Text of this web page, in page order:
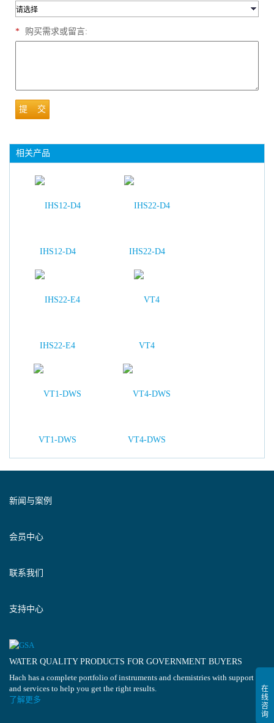
* 购买需求或留言:
提 交
相关产品
IHS12-D4 IHS22-D4
IHS22-E4 VT4
VT1-DWS VT4-DWS
新闻与案例
会员中心
联系我们
支持中心
WATER QUALITY PRODUCTS FOR GOVERNMENT BUYERS
Hach has a complete portfolio of instruments and chemistries with support
and services to help you get the right results.
了解更多